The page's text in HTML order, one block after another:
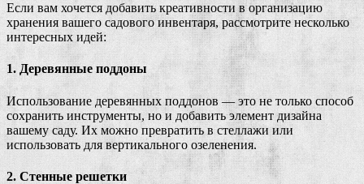
Если вам хочется добавить креативности в организацию
хранения вашего садового инвентаря, рассмотрите несколько
интересных идей:
1. Деревянные поддоны
Использование деревянных поддонов — это не только способ
сохранить инструменты, но и добавить элемент дизайна
вашему саду. Их можно превратить в стеллажи или
использовать для вертикального озеленения.
2. Стенные решетки